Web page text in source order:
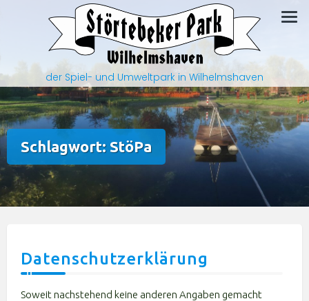
der Spiel- und Umweltpark in Wilhelmshaven
Schlagwort: StöPa
Datenschutzerklärung
Soweit nachstehend keine anderen Angaben gemacht